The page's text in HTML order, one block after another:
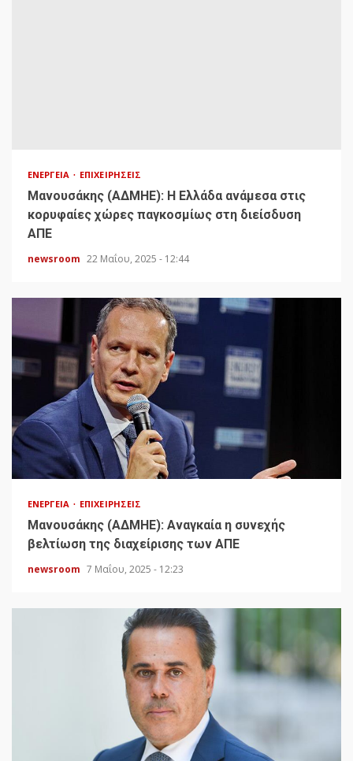
ΕΝΈΡΓΕΙΑ ΕΠΙΧΕΙΡΉΣΕΙΣ
Μανουσάκης (ΑΔΜΗΕ): Η Ελλάδα ανάμεσα στις
κορυφαίες χώρες παγκοσμίως στη διείσδυση
ΑΠΕ
newsroom 22 Μαΐου, 2025 - 12:44
ΕΝΈΡΓΕΙΑ ΕΠΙΧΕΙΡΉΣΕΙΣ
Μανουσάκης (ΑΔΜΗΕ): Αναγκαία η συνεχής
βελτίωση της διαχείρισης των ΑΠΕ
newsroom 7 Μαΐου, 2025 - 12:23